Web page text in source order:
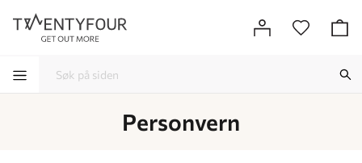
Personvern
-